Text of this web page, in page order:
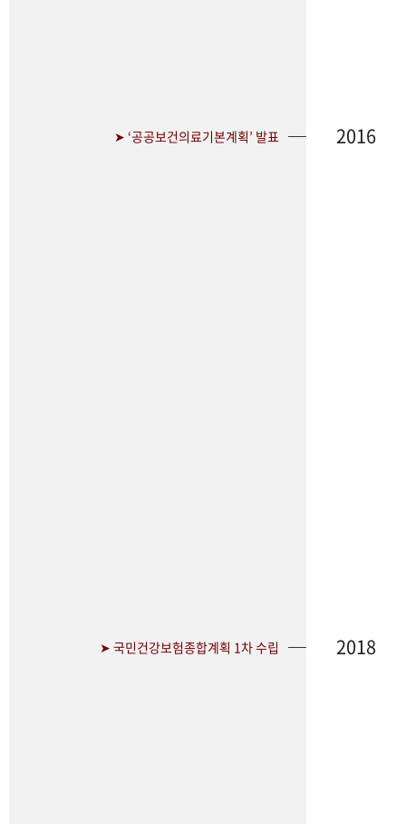
➤ ‘공공보건의료기본계획’ 발표 2016
➤ 국민건강보험종합계획 1차 수립 2018